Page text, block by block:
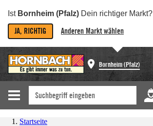
Ist Bornheim (Pfalz) Dein richtiger Markt?
JA, RICHTIG Anderen Markt wählen
Bornheim (Pfalz)
Startseite